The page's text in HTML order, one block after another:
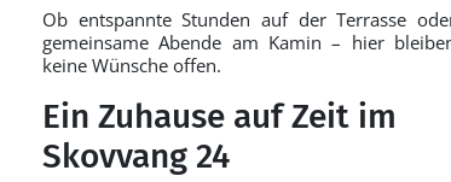
Ob entspannte Stunden auf der Terrasse
gemeinsame Abende am Kamin – hier
keine Wünsche offen.
Ein Zuhause auf Zeit im
Skovvang 24